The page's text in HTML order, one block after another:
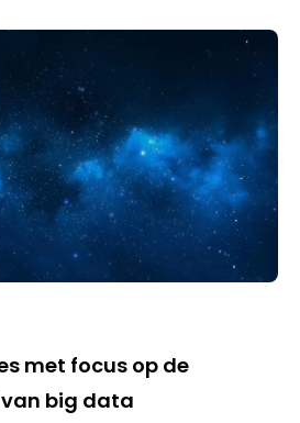
met focus op de
big data